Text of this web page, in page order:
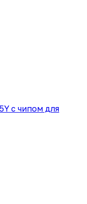
с чипом для